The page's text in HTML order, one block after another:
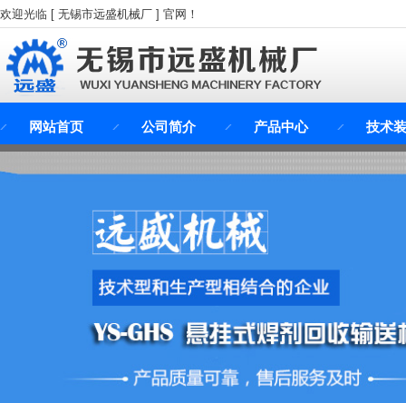
欢迎光临 [ 无锡市远盛机械厂 ] 官网！
网站首页 公司简介 产品中心 技术